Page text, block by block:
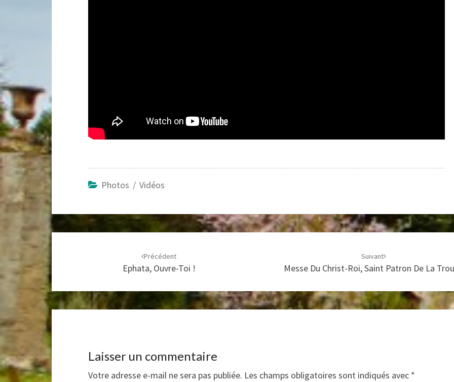
Photos / Vidéos
Navigation
Précédent
Ephata, Ouvre-Toi !
Suivant
Messe Du Christ-Roi, Saint Patron De La
Laisser un commentaire
Votre adresse e-mail ne sera pas publiée. Les champs obligatoires sont indiqués avec *